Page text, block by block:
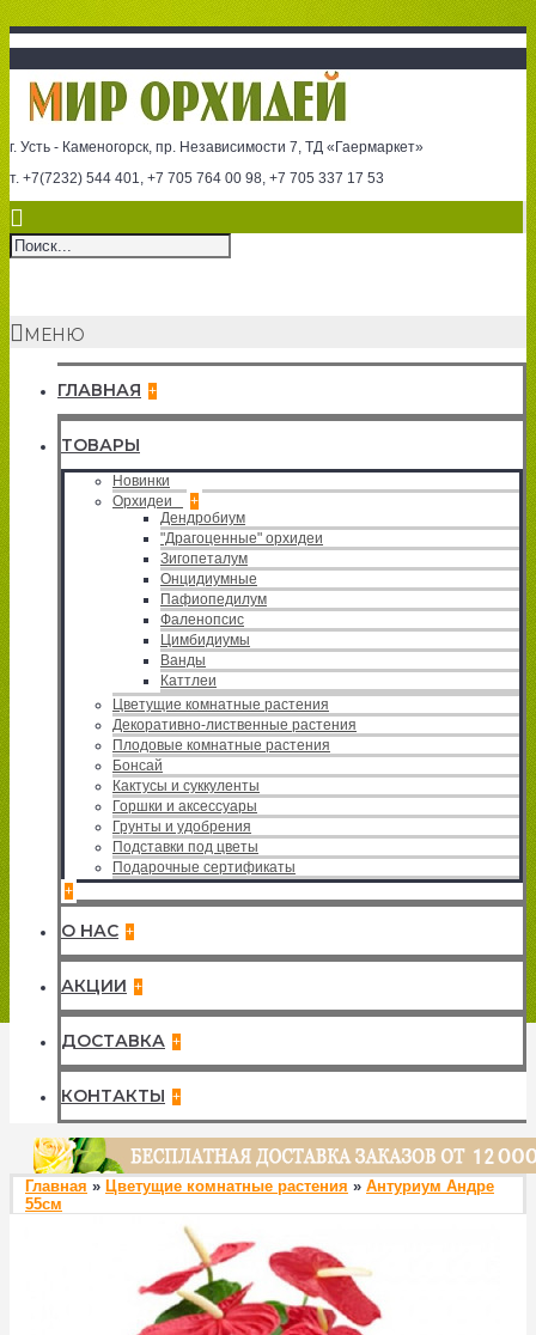
г. Усть - Каменогорск, пр. Независимости 7, ТД «Гаермаркет»
т. +7(7232) 544 401, +7 705 764 00 98, +7 705 337 17 53
МЕНЮ
ГЛАВНАЯ +
ТОВАРЫ
Новинки
Орхидеи
+
Дендробиум
"Драгоценные" орхидеи
Зигопеталум
Онцидиумные
Пафиопедилум
Фаленопсис
Цимбидиумы
Ванды
Каттлеи
Цветущие комнатные растения
Декоративно-лиственные растения
Плодовые комнатные растения
Бонсай
Кактусы и суккуленты
Горшки и аксессуары
Грунты и удобрения
Подставки под цветы
Подарочные сертификаты
+
О НАС +
АКЦИИ +
ДОСТАВКА +
КОНТАКТЫ +
Главная » Цветущие комнатные растения » Антуриум Андре
55см